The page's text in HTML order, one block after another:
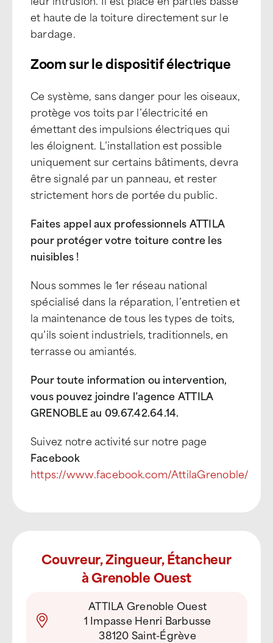
et haute de la toiture directement sur le
bardage.
Zoom sur le dispositif électrique
Ce système, sans danger pour les oiseaux,
protège vos toits par l’électricité en
émettant des impulsions électriques qui
les éloignent. L’installation est possible
uniquement sur certains bâtiments, devra
être signalé par un panneau, et rester
strictement hors de portée du public.
Faites appel aux professionnels ATTILA
pour protéger votre toiture contre les
nuisibles !
Nous sommes le 1er réseau national
spécialisé dans la réparation, l’entretien et
la maintenance de tous les types de toits,
qu’ils soient industriels, traditionnels, en
terrasse ou amiantés.
Pour toute information ou intervention,
vous pouvez joindre l’agence ATTILA
GRENOBLE au 09.67.42.64.14.
Suivez notre activité sur notre page
Facebook
https://www.facebook.com/AttilaGrenoble/
Couvreur, Zingueur, Étancheur
à Grenoble Ouest
ATTILA Grenoble Ouest
1 Impasse Henri Barbusse
38120 Saint-Égrève